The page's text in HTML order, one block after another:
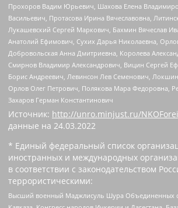
Прохоров Вадим Юрьевич, Шахова Елена
Васильевич, Протасова Ирина Вячеславовна,
Лукашевский Сергей Маркович, Бахмин Вячеслав
Анатолий Ефимович, Сухих Дарья Николаевна,
Добровольская Анна Дмитриевна, Королева
Смирнов Владимир Александрович, Вицин Сергей
Борис Андреевич, Левинсон Лев Семенович,
Орлов Олег Петрович, Полякова Мара Федоровна,
Захаров Герман Константинович
Источник: http://unro.minjust.ru/
данные на 24.03.2022
* Единый федеральный список
иностранных и международных
в соответствии с законодательством
террористическими:
Высший военный Маджлисуль Шура Объединенных